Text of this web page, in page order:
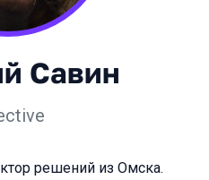
Савин
решений из Омска.